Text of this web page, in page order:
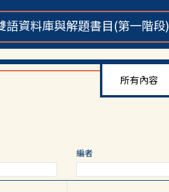
資料庫與解題書目(第一階段)
編者